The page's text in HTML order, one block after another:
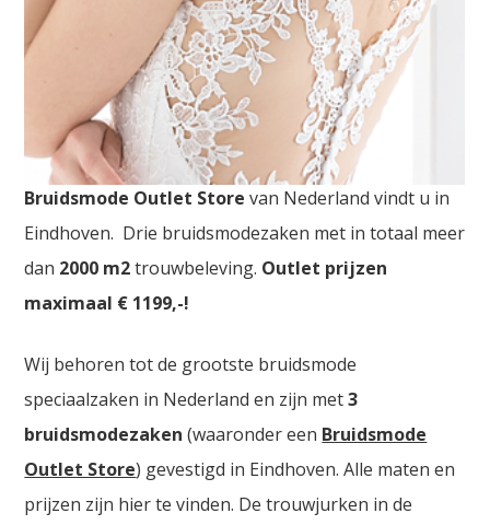
Bruidsmode Outlet Mechelen
Bruidsmode Outlet Mechelen. De
grootste
Bruidsmode Outlet Store van Nederland vindt u in
Eindhoven. Drie bruidsmodezaken met in totaal meer
dan 2000 m2trouwbeleving. Outlet prijzen
maximaal € 1199,-!
Wij behoren tot de grootste bruidsmode
speciaalzaken in Nederland en zijn met3
bruidsmodezaken (waaronder een Bruidsmode
Outlet Store) gevestigd in Eindhoven. Alle maten en
prijzen zijn hier te vinden. De trouwjurken in de